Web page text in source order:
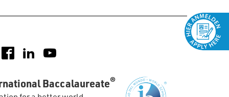
FacebookLinkedIn
Baccalaureate®